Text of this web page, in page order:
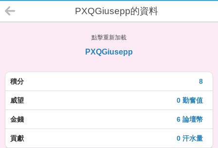
PXQGiusepp的資料
點擊重新加載
PXQGiusepp
8
積分
0 勤奮值
威望
6 論壇幣
金錢
0 汗水量
貢獻